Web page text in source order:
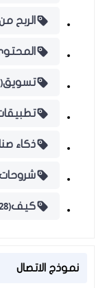
الربح
تسويق(8 )
ذكاء
كيف(28 )
نموذج الاتصال